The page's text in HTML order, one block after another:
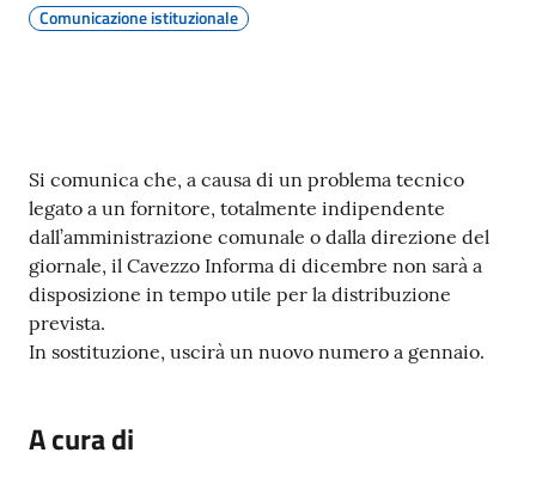
Sportello
telematico
argomenti...
Seguici
su
Comunicazione istituzionale
Contenuto
Si comunica che, a causa di un problema tecnico
legato a un fornitore, totalmente indipendente
dall’amministrazione comunale o dalla direzione del
giornale, il Cavezzo Informa di dicembre non sarà a
disposizione in tempo utile per la distribuzione
prevista.
In sostituzione, uscirà un nuovo numero a gennaio.
A cura di